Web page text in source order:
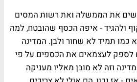
את הממשלה ואת רשות המסים
ולהגיד - איפה הכסף שהובטח, למה
תמיד לא שחור ולבן. המדינה
לספק לעצמאים את הכספים על פי
וזה לא מובן מאליו מעניקה